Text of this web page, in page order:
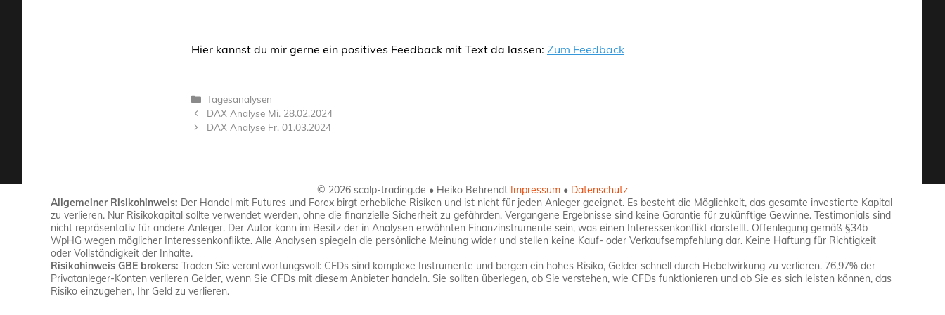
Hier kannst du mir gerne ein positives Feedback mit Text da lassen: Zum Feedback
Kategorien
Tagesanalysen
DAX Analyse Mi. 28.02.2024
DAX Analyse Fr. 01.03.2024
© 2026 scalp-trading.de • Heiko Behrendt Impressum • Datenschutz
Allgemeiner Risikohinweis: Der Handel mit Futures und Forex birgt erhebliche Risiken und ist nicht für jeden Anleger geeignet. Es besteht die Möglichkeit, das gesamte investierte Kapital
zu verlieren. Nur Risikokapital sollte verwendet werden, ohne die finanzielle Sicherheit zu gefährden. Vergangene Ergebnisse sind keine Garantie für zukünftige Gewinne. Testimonials sind
nicht repräsentativ für andere Anleger. Der Autor kann im Besitz der in Analysen erwähnten Finanzinstrumente sein, was einen Interessenkonflikt darstellt. Offenlegung gemäß §34b
WpHG wegen möglicher Interessenkonflikte. Alle Analysen spiegeln die persönliche Meinung wider und stellen keine Kauf- oder Verkaufsempfehlung dar. Keine Haftung für Richtigkeit
oder Vollständigkeit der Inhalte.
Risikohinweis GBE brokers: Traden Sie verantwortungsvoll: CFDs sind komplexe Instrumente und bergen ein hohes Risiko, Gelder schnell durch Hebelwirkung zu verlieren. 76,97% der
Privatanleger-Konten verlieren Gelder, wenn Sie CFDs mit diesem Anbieter handeln. Sie sollten überlegen, ob Sie verstehen, wie CFDs funktionieren und ob Sie es sich leisten können, das
Risiko einzugehen, Ihr Geld zu verlieren.